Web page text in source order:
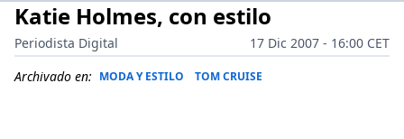
Katie Holmes, con estilo
Periodista Digital
17 Dic 2007 - 16:00 CET
Archivado en: MODA Y ESTILO TOM CRUISE